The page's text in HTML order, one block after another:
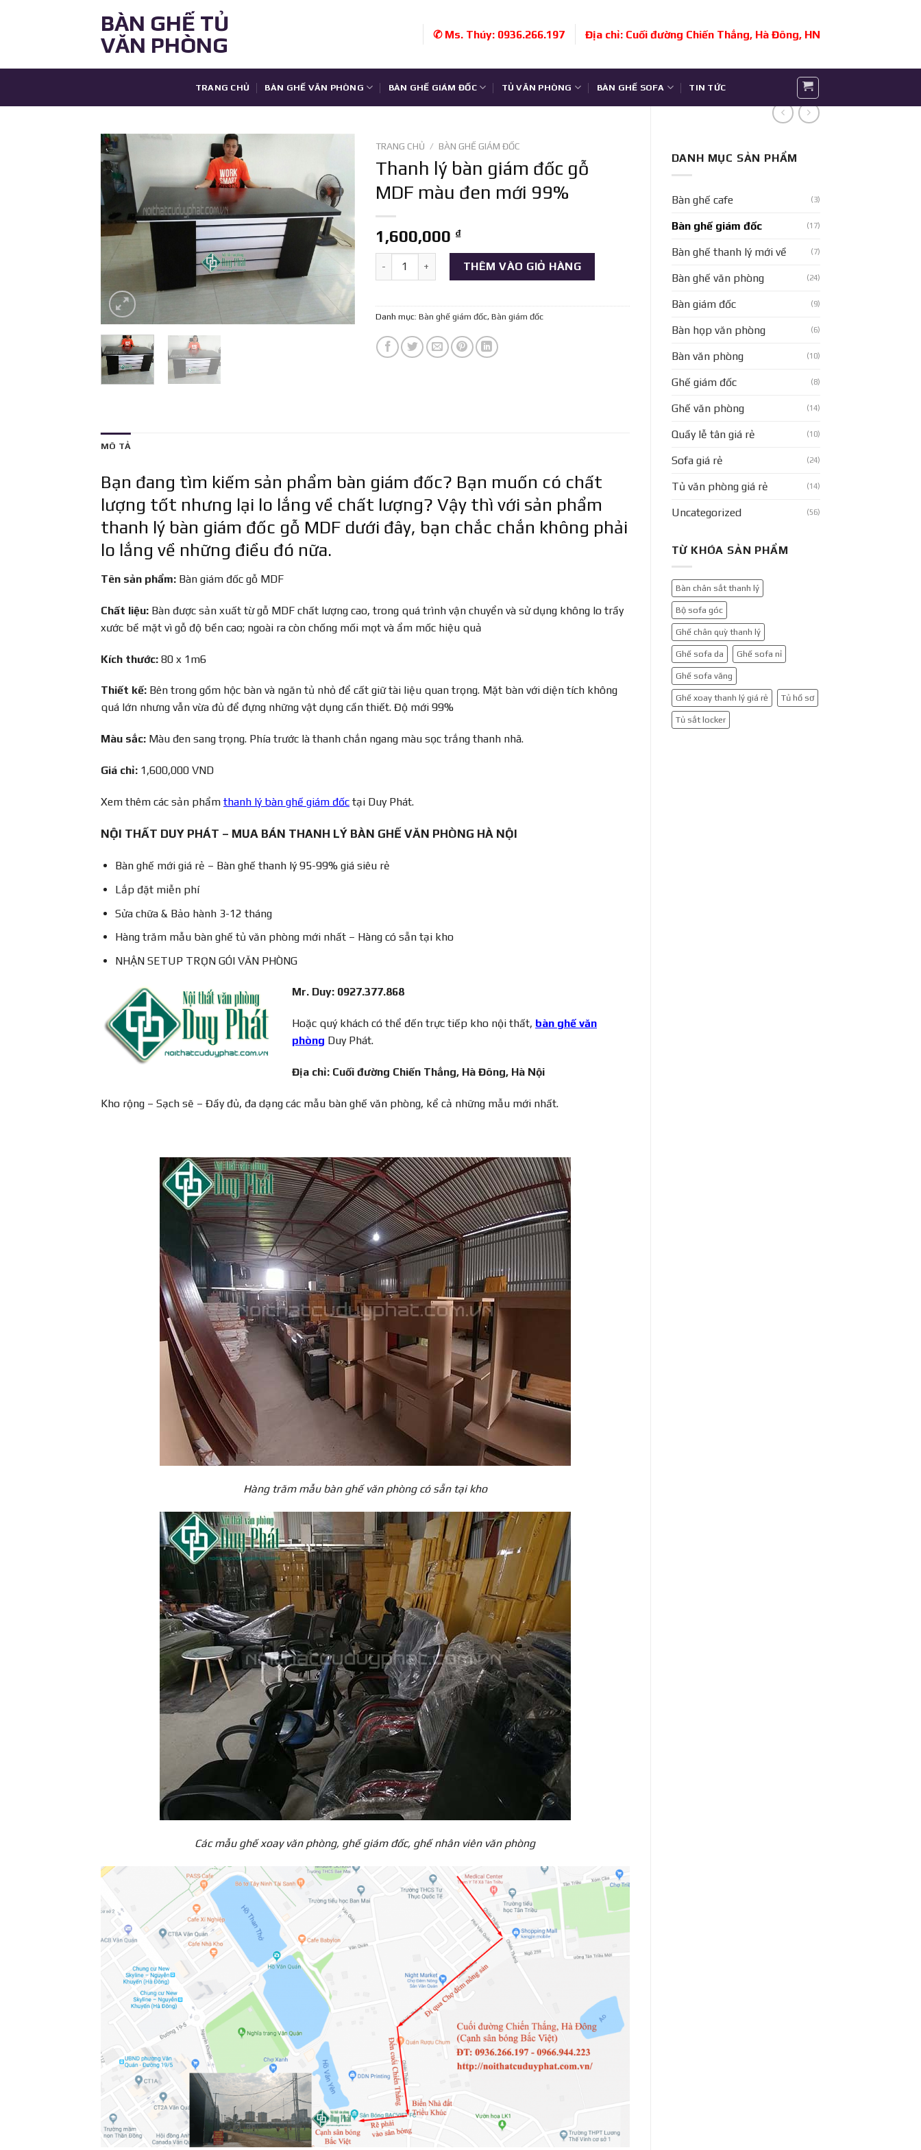
BÀN GHẾ TỦ
VĂN PHÒNG
✆ Ms. Thúy: 0936.266.197 Địa chỉ: Cuối đường Chiến Thắng, Hà Đông, HN
TRANG CHỦ BÀN GHẾ VĂN PHÒNG BÀN GHẾ GIÁM ĐỐC TỦ VĂN PHÒNG BÀN GHẾ SOFA TIN TỨC
DANH MỤC SẢN PHẨM
Bàn ghế cafe (3)
Bàn ghế giám đốc (17)
Bàn ghế thanh lý mới về (7)
Bàn ghế văn phòng (24)
Bàn giám đốc (9)
Bàn họp văn phòng (6)
Bàn văn phòng (10)
Ghế giám đốc (8)
Ghế văn phòng (14)
Quầy lễ tân giá rẻ (10)
Sofa giá rẻ (24)
Tủ văn phòng giá rẻ (14)
Uncategorized (56)
TỪ KHÓA SẢN PHẨM
Bàn chân sắt thanh lý
Bộ sofa góc
Ghế chân quỳ thanh lý
Ghế sofa da Ghế sofa nỉ
Ghế sofa văng
Ghế xoay thanh lý giá rẻ Tủ hồ sơ
Tủ sắt locker
TRANG CHỦ / BÀN GHẾ GIÁM ĐỐC
Thanh lý bàn giám đốc gỗ
MDF màu đen mới 99%
1,600,000 ₫
Thanh lý bàn giám đốc gỗ MDF màu đen mới 99% số lượng
THÊM VÀO GIỎ HÀNG
Danh mục: Bàn ghế giám đốc, Bàn giám đốc
MÔ TẢ
Bạn đang tìm kiếm sản phẩm bàn giám đốc? Bạn muốn có chất
lượng tốt nhưng lại lo lắng về chất lượng? Vậy thì với sản phẩm
thanh lý bàn giám đốc gỗ MDF dưới đây, bạn chắc chắn không phải
lo lắng về những điều đó nữa.
Tên sản phẩm: Bàn giám đốc gỗ MDF
Chất liệu: Bàn được sản xuất từ gỗ MDF chất lượng cao, trong quá trình vận chuyển và sử dụng không lo trầy
xước bề mặt vì gỗ độ bền cao; ngoài ra còn chống mối mọt và ẩm mốc hiệu quả
Kích thước: 80 x 1m6
Thiết kế: Bên trong gồm hộc bàn và ngăn tủ nhỏ để cất giữ tài liệu quan trọng. Mặt bàn với diện tích không
quá lớn nhưng vẫn vừa đủ để đựng những vật dụng cần thiết. Độ mới 99%
Màu sắc: Màu đen sang trọng. Phía trước là thanh chắn ngang màu sọc trắng thanh nhã.
Giá chỉ: 1,600,000 VND
Xem thêm các sản phẩm thanh lý bàn ghế giám đốc tại Duy Phát.
NỘI THẤT DUY PHÁT – MUA BÁN THANH LÝ BÀN GHẾ VĂN PHÒNG HÀ NỘI
Bàn ghế mới giá rẻ – Bàn ghế thanh lý 95-99% giá siêu rẻ
Lắp đặt miễn phí
Sửa chữa & Bảo hành 3-12 tháng
Hàng trăm mẫu bàn ghế tủ văn phòng mới nhất – Hàng có sẵn tại kho
NHẬN SETUP TRỌN GÓI VĂN PHÒNG
Mr. Duy: 0927.377.868
Hoặc quý khách có thể đến trực tiếp kho nội thất, bàn ghế văn
phòng Duy Phát.
Địa chỉ: Cuối đường Chiến Thắng, Hà Đông, Hà Nội
Kho rộng – Sạch sẽ – Đầy đủ, đa dạng các mẫu bàn ghế văn phòng, kể cả những mẫu mới nhất.
Hàng trăm mẫu bàn ghế văn phòng có sẵn tại kho
Các mẫu ghế xoay văn phòng, ghế giám đốc, ghế nhân viên văn phòng